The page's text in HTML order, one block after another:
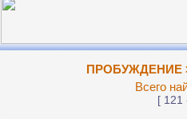
ПРОБУЖДЕНИЕ
Всего
[ 121